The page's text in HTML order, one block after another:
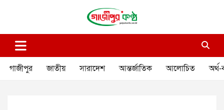
গাজীপুর কণ্ঠ
গাজীপুর জাতীয় সারাদেশ আন্তর্জাতিক আলোচিত অর্থ-